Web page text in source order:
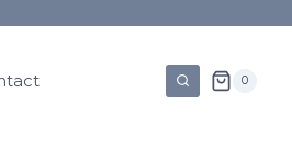
0